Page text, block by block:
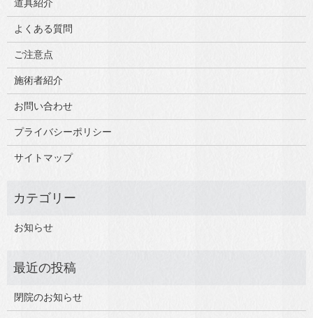
道具紹介
よくある質問
ご注意点
施術者紹介
お問い合わせ
プライバシーポリシー
サイトマップ
お知らせ
閉院のお知らせ